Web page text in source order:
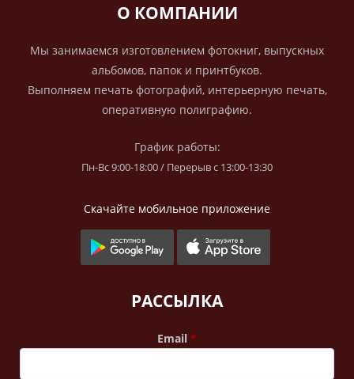
О КОМПАНИИ
Мы занимаемся изготовлением фотокниг, выпускных
альбомов, папок и принтбуков.
Выполняем печать фотографий, интерьерную печать,
оперативную полиграфию.
График работы:
Пн-Вс 9:00-18:00 / Перерыв с 13:00-13:30
Скачайте мобильное приложение
РАССЫЛКА
Email